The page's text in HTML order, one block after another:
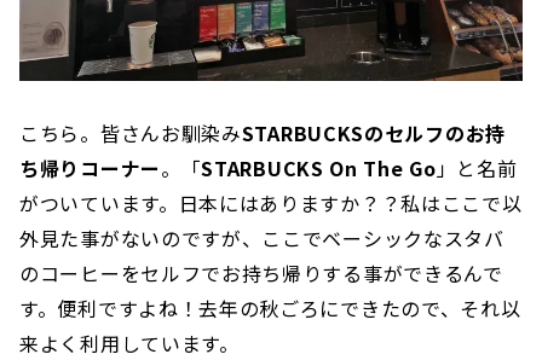
こちら。皆さんお馴染みSTARBUCKSのセルフのお持
ち帰りコーナー。「STARBUCKS On The Go」と名前
がついています。日本にはありますか？？私はここで以
外見た事がないのですが、ここでベーシックなスタバ
のコーヒーをセルフでお持ち帰りする事ができるんで
す。便利ですよね！去年の秋ごろにできたので、それ以
来よく利用しています。